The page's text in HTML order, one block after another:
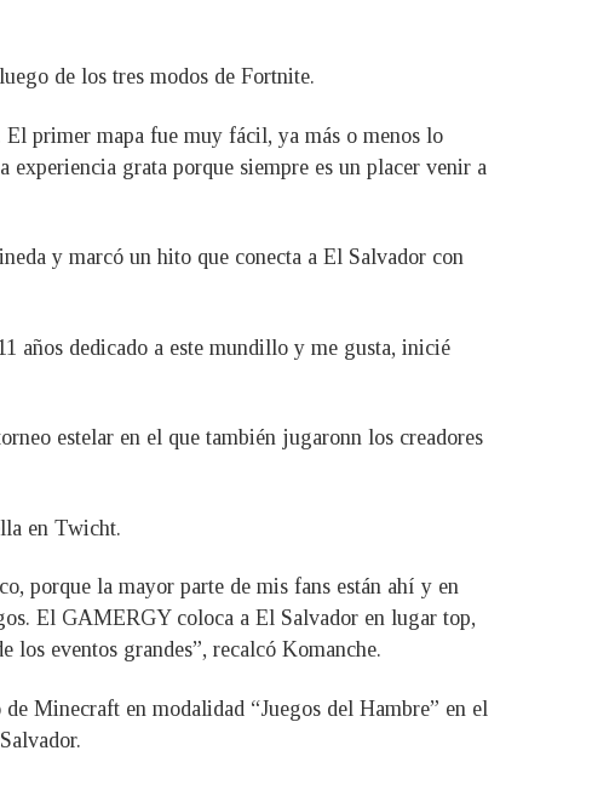
de los tres modos de Fortnite.
primer mapa fue muy fácil, ya más o menos lo
grata porque siempre es un placer venir a
y marcó un hito que conecta a El Salvador con
años dedicado a este mundillo y me gusta, inicié
estelar en el que también jugaronn los creadores
en Twicht.
porque la mayor parte de mis fans están ahí y en
El GAMERGY coloca a El Salvador en lugar top,
eventos grandes”, recalcó Komanche.
Minecraft en modalidad “Juegos del Hambre” en el